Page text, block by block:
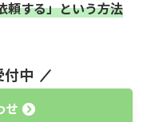
頼する」という方法
中
せ